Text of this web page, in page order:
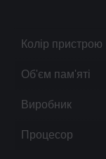
Колір пристрою
Об'єм пам'яті
Виробник
Процесор